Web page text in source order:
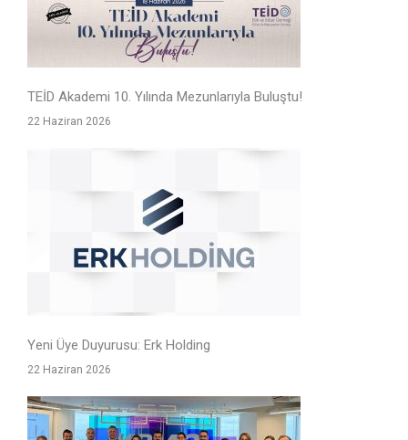
TEİD Akademi 10. Yılında Mezunlarıyla Buluştu!
22 Haziran 2026
Yeni Üye Duyurusu: Erk Holding
22 Haziran 2026